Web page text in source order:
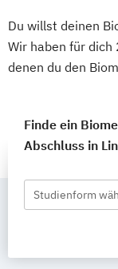
Du willst deinen
Wir haben für dich
denen du den
Finde ein
Abschluss in
Studienform